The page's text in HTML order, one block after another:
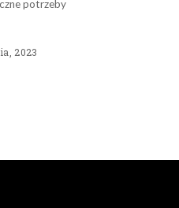
potrzeby
2023